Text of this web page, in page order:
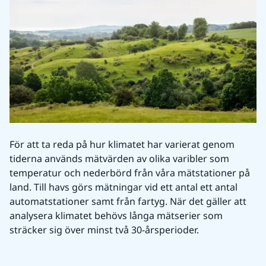
För att ta reda på hur klimatet har varierat genom
tiderna används mätvärden av olika varibler som
temperatur och nederbörd från våra mätstationer på
land. Till havs görs mätningar vid ett antal ett antal
automatstationer samt från fartyg. När det gäller att
analysera klimatet behövs långa mätserier som
sträcker sig över minst två 30-årsperioder.